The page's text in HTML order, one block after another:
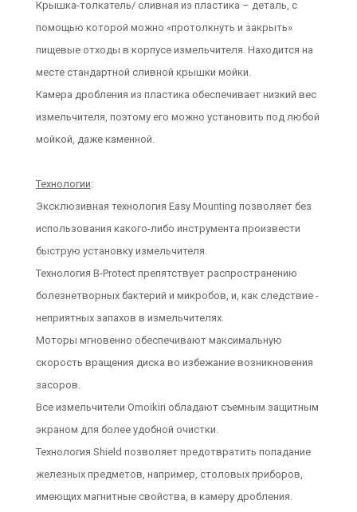
Крышка-толкатель/ сливная из пластика – деталь, с
помощью которой можно «протолкнуть и закрыть»
пищевые отходы в корпусе измельчителя. Находится на
месте стандартной сливной крышки мойки.
Камера дробления из пластика обеспечивает низкий вес
измельчителя, поэтому его можно установить под любой
мойкой, даже каменной.
Технологии:
Эксклюзивная технология Easy Mounting позволяет без
использования какого-либо инструмента произвести
быструю установку измельчителя.
Технология B-Protect препятствует распространению
болезнетворных бактерий и микробов, и, как следствие -
неприятных запахов в измельчителях.
Моторы мгновенно обеспечивают максимальную
скорость вращения диска во избежание возникновения
засоров.
Все измельчители Omoikiri обладают съемным защитным
экраном для более удобной очистки.
Технология Shield позволяет предотвратить попадание
железных предметов, например, столовых приборов,
имеющих магнитные свойства, в камеру дробления.